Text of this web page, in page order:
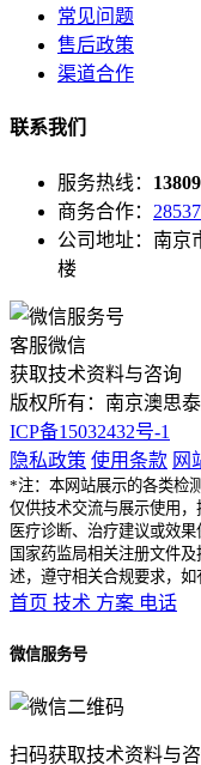
常见问题
售后政策
渠道合作
联系我们
服务热线：
商务合作：
公司地址：南京
楼
客服微信
获取技术资料与咨询
版权所有：南京澳思
ICP备15032432号-1
隐私政策 使用条款 网
*注：本网站展示的各类检
仅供技术交流与展示使用
医疗诊断、治疗建议或效
国家药监局相关注册文件
述，遵守相关合规要求，如
首页 技术 方案 电话
微信服务号
扫码获取技术资料与